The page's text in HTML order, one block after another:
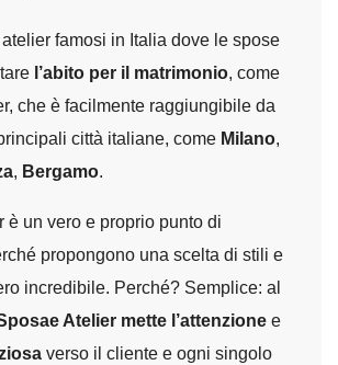
famosi in Italia dove le spose
l’abito per il matrimonio, come
che è facilmente raggiungibile da
città italiane, come Milano,
, Bergamo.
è un vero e proprio punto di
propongono una scelta di stili e
incredibile. Perché? Semplice: al
Atelier mette l’attenzione e
verso il cliente e ogni singolo